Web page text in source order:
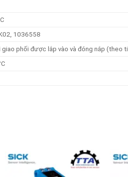
1036558
giao phối được lắp vào và đóng nắp (theo